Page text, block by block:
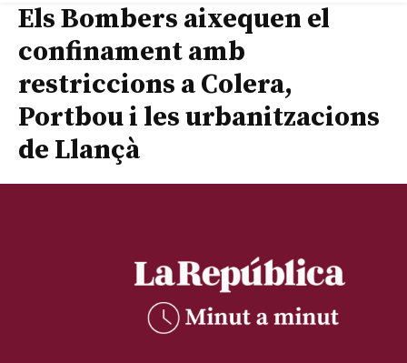
Els Bombers aixequen el
confinament amb
restriccions a Colera,
Portbou i les urbanitzacions
de Llançà